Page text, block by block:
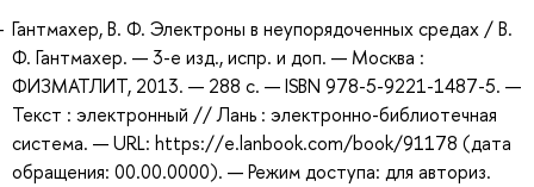
Гантмахер, В. Ф. Электроны в неупорядоченных средах / В.
Ф. Гантмахер. — 3-е изд., испр. и доп. — Москва :
ФИЗМАТЛИТ, 2013. — 288 с. — ISBN 978-5-9221-1487-5. —
Текст : электронный // Лань : электронно-библиотечная
система. — URL: https://e.lanbook.com/book/91178 (дата
обращения: 00.00.0000). — Режим доступа: для авториз.